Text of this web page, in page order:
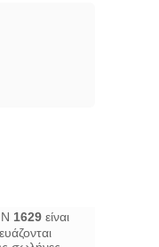
1629 είναι